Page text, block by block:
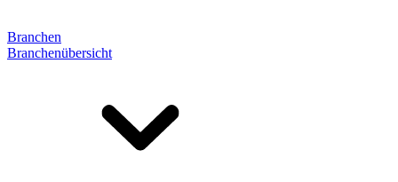
Branchen
Branchenübersicht